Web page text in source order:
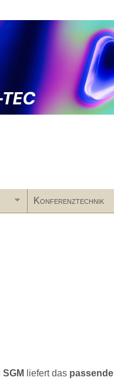
Konferenztechnik
SGM liefert das passende